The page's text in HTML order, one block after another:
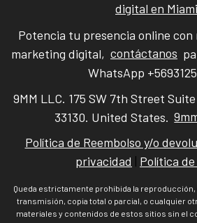
digital en Miami
Potencia tu presencia online con
marketing digital, contáctanos
WhatsApp
9MM LLC. 175 SW 7th Street Suite
33130. United States.
Política de Reembolso y/o
privacidad | Política
Queda estrictamente prohibida la
transmisión, copia total o parcial, o cualquier
materiales y contenidos de estos sitios sin el